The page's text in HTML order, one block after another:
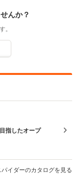
んか？
。
指したオープ
イダーのカタログを見る